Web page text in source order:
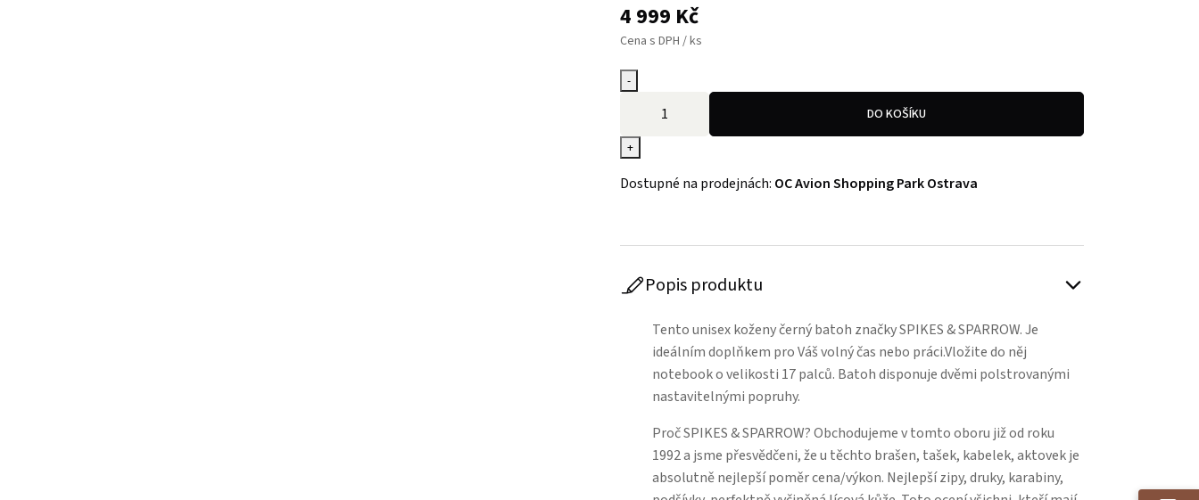
4 999 Kč
Cena s DPH / ks
-
+
DO KOŠÍKU
Dostupné na prodejnách: OC Avion Shopping Park Ostrava
Popis produktu
Tento unisex koženy černý batoh značky SPIKES & SPARROW. Je
ideálním doplňkem pro Váš volný čas nebo práci.Vložite do něj
notebook o velikosti 17 palců. Batoh disponuje dvěmi polstrovanými
nastavitelnými popruhy.
Proč SPIKES & SPARROW? Obchodujeme v tomto oboru již od roku
1992 a jsme přesvědčeni, že u těchto brašen, tašek, kabelek, aktovek je
absolutně nejlepší poměr cena/výkon. Nejlepší zipy, druky, karabiny,